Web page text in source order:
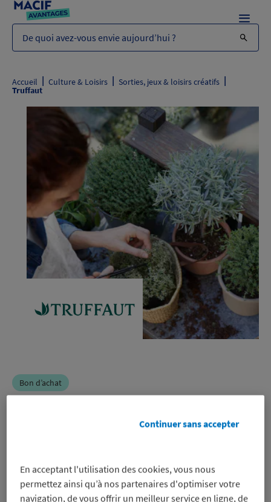
De quoi avez-vous envie aujourd’hui ?
Menu
Accueil | Culture & Loisirs | Sorties, jeux & loisirs créatifs |
Truffaut
Bon d’achat
sur un bon d’achat pour régler en
ligne (hors produits en marketplace)
En acceptant l'utilisation des cookies, vous nous
permettez ainsi qu’à nos partenaires d'optimiser votre
navigation, de vous offrir un meilleur service en ligne, de
Continuer sans accepter